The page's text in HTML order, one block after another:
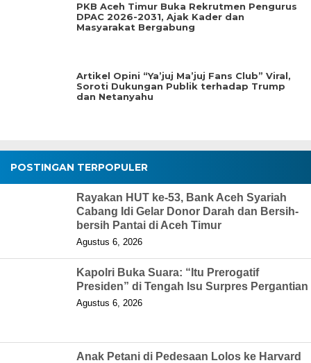
PKB Aceh Timur Buka Rekrutmen Pengurus
DPAC 2026-2031, Ajak Kader dan
Masyarakat Bergabung
Artikel Opini “Ya’juj Ma’juj Fans Club” Viral,
Soroti Dukungan Publik terhadap Trump
dan Netanyahu
POSTINGAN TERPOPULER
Rayakan HUT ke-53, Bank Aceh Syariah
Cabang Idi Gelar Donor Darah dan Bersih-
bersih Pantai di Aceh Timur
Agustus 6, 2026
Kapolri Buka Suara: “Itu Prerogatif
Presiden” di Tengah Isu Surpres Pergantian
Agustus 6, 2026
Anak Petani di Pedesaan Lolos ke Harvard